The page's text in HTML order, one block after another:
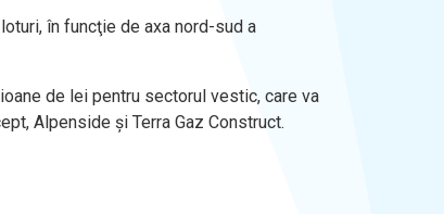
în funcţie de axa nord-sud a
de lei pentru sectorul vestic, care va
Alpenside şi Terra Gaz Construct.